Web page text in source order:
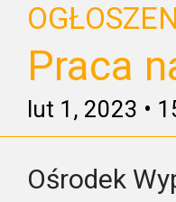
Praca
lut 1, 2023 •
Ośrodek